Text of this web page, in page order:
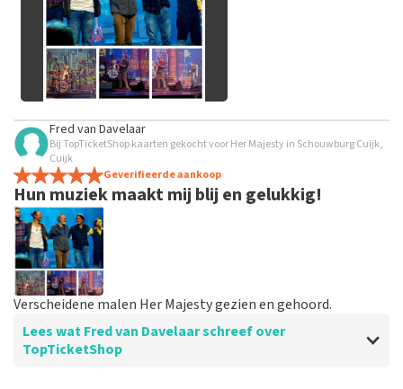
bekijken
Fred van Davelaar
Bij TopTicketShop kaarten gekocht voor Her Majesty in Schouwburg Cuijk,
Cuijk
Geverifieerde aankoop
Hun muziek maakt mij blij en gelukkig!
Verscheidene malen Her Majesty gezien en gehoord.
Lees wat Fred van Davelaar schreef over
TopTicketShop